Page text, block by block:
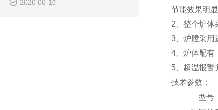
2020-06-10
节能效果明
2、整个炉体
3、炉膛采用
4、炉体配有
5、超温报警
技术参数：
型号